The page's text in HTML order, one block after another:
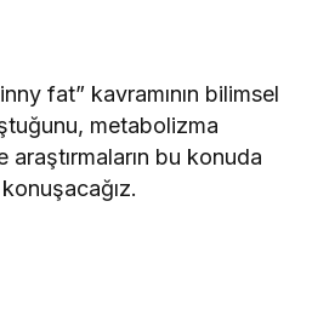
fat” kavramının bilimsel
metabolizma
bu konuda